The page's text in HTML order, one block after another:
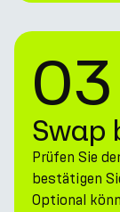
03
Swap
Prüfen Sie
bestätigen
Optional